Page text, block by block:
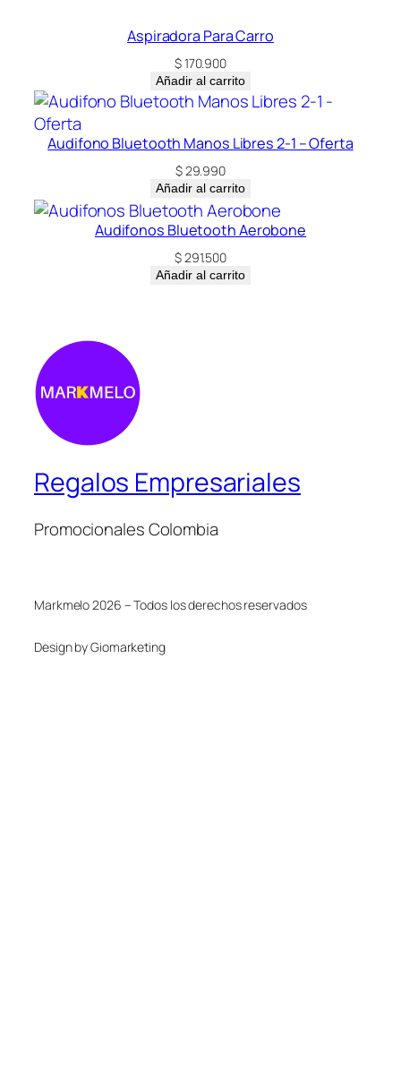
Aspiradora Para Carro
$170.900
Añadir al carrito
Audifono Bluetooth Manos Libres 2-1 – Oferta
$29.990
Añadir al carrito
Audifonos Bluetooth Aerobone
$291.500
Añadir al carrito
Regalos Empresariales
Promocionales Colombia
Markmelo 2026 – Todos los derechos reservados
Design by Giomarketing